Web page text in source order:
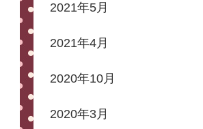
2021年5月
2021年4月
2020年10月
2020年3月